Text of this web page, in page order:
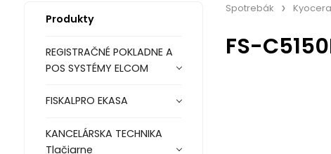
Produkty
REGISTRAČNÉ POKLADNE A
POS SYSTÉMY ELCOM
FISKALPRO EKASA
KANCELÁRSKA TECHNIKA
Tlačiarne
Spotrebák Kyocera
FS-